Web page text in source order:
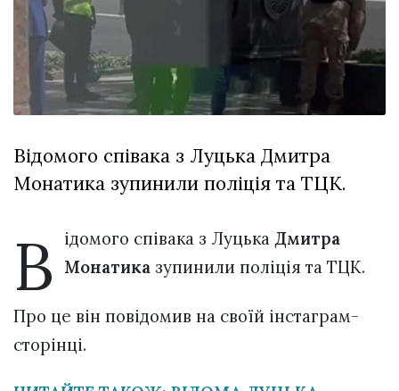
залишив у
Луцьку
три...
27 Липня 2026
747 переглядів
Всі розділи
Лайф
Афіша
Контакти
Політика конфіденційності
Відомого співака з Луцька Дмитра
Монатика зупинили поліція та ТЦК.
В ідомого співака з ЛуцькаДмитра
Монатика зупинили поліція та ТЦК.
Про це він повідомив на своїй інстаграм-
сторінці.